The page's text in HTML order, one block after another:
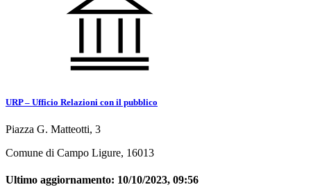
URP – Ufficio Relazioni con il pubblico
Piazza G. Matteotti, 3
Comune di Campo Ligure, 16013
Ultimo aggiornamento: 10/10/2023, 09:56